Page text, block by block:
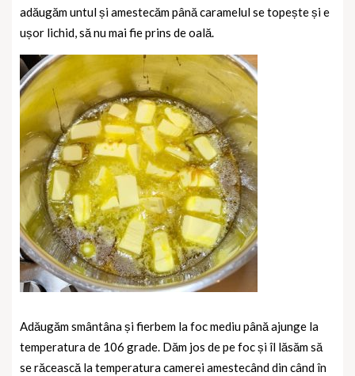
adăugăm untul și amestecăm până caramelul se topește și e
ușor lichid, să nu mai fie prins de oală.
Adăugăm smântâna și fierbem la foc mediu până ajunge la
temperatura de 106 grade. Dăm jos de pe foc și îl lăsăm să
se răcească la temperatura camerei amestecând din când în